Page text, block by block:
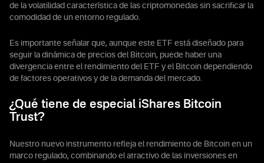
de la volatilidad característica de las criptomonedas sin sacrificar la
comodidad de un entorno regulado.
Es importante señalar que, aunque este ETF está diseñado para
seguir la dinámica de precios del Bitcoin, puede haber una
divergencia entre el rendimiento del ETF y el Bitcoin dependiendo
de factores operativos y de la demanda del mercado.
¿Qué tiene de especial iShares Bitcoin
Trust?
Nuestro nuevo instrumento refleja el rendimiento de Bitcoin en un
marco regulado, combinando el atractivo de las inversiones en